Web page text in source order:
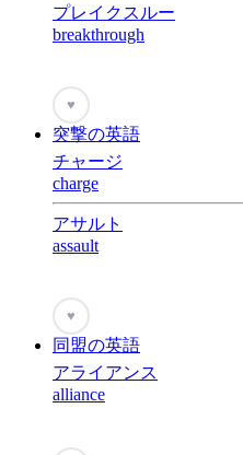
プレイクスルー
breakthrough
♥
突撃の英語
チャージ
charge
アサルト
assault
♥
同盟の英語
アライアンス
alliance